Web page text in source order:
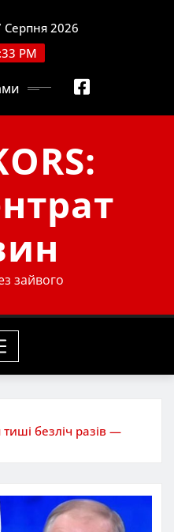
Серпня 2026
PM
зайвого
безліч разів —